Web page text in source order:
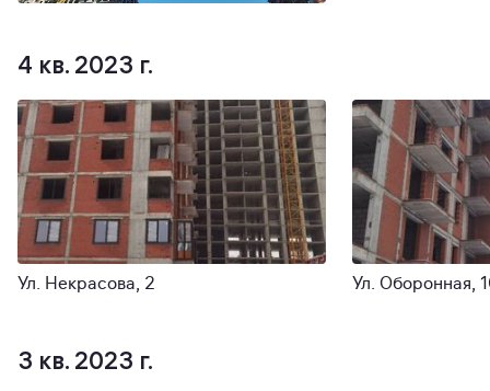
4 кв. 2023 г.
Ул. Некрасова, 2 Ул. Оборонная,
3 кв. 2023 г.